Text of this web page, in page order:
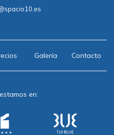
Galería Contacto
en: